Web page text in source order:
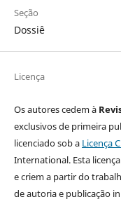
Seção
Dossiê
Licença
Os autores cedem à
exclusivos de primeira
licenciado sob a Licença
International. Esta
e criem a partir do
de autoria e publicação